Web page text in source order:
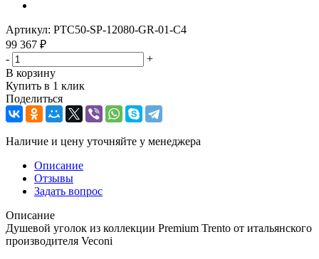
Артикул: PTC50-SP-12080-GR-01-C4
99 367 ₽
-
+
В корзину
Купить в 1 клик
Поделиться
Наличие и цену уточняйте у менеджера
Описание
Отзывы
Задать вопрос
Описание
Душевой уголок из коллекции Premium Trento от итальянского
производителя Veconi